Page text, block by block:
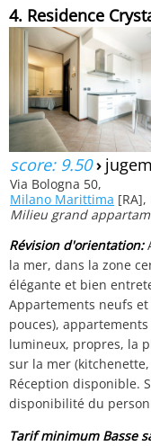
4. Residence
score: 9.50›
Via Bologna 50,
Milano Marittima [RA],
Milieu grand
Révision d'orientation:
la mer, dans la zone
élégante et bien
Appartements neufs et
pouces),
lumineux, propres, la
sur la mer
Réception disponible.
disponibilité du
Tarif minimum Basse